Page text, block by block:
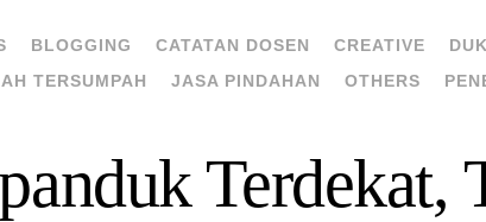
BLOGGING CATATAN DOSEN CREATIVE
TERSUMPAH
JASA PINDAHAN OTHERS
Terdekat,